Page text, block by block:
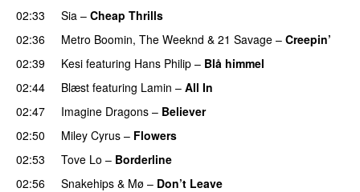
02:33
Sia – Cheap Thrills
02:36
Metro Boomin, The Weeknd & 21 Savage – Creepin’
02:39
Kesi featuring Hans Philip – Blå himmel
02:44
Blæst featuring Lamin – All In
02:47
Imagine Dragons – Believer
02:50
Miley Cyrus – Flowers
02:53
Tove Lo – Borderline
02:56
Snakehips & Mø – Don’t Leave